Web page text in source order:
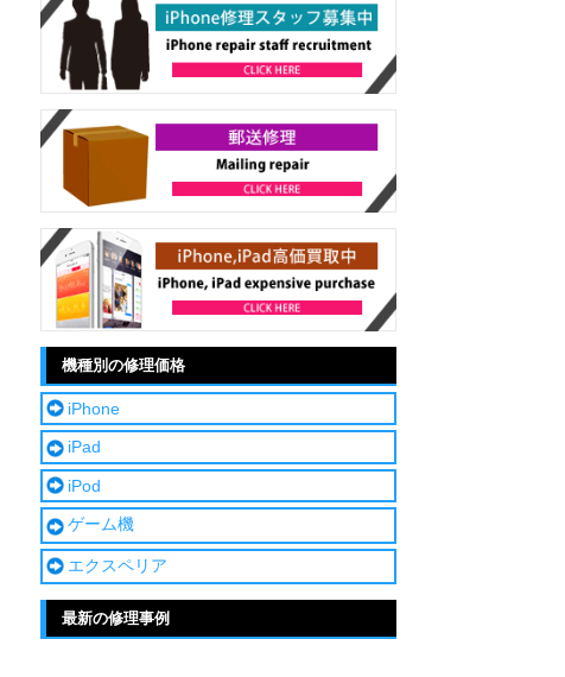
機種別の修理価格
iPhone
iPad
iPod
ゲーム機
エクスペリア
最新の修理事例